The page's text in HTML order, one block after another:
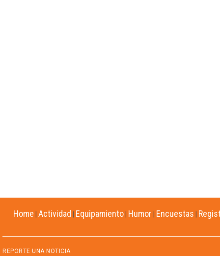
Home Actividad Equipamiento Humor Encuestas
REPORTE UNA NOTICIA